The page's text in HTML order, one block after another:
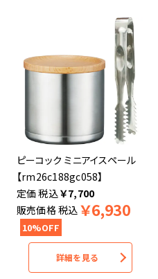
ピーコック ミニアイスペール
【rm26c188gc058】
税込￥7,700
販売価格税込 ￥6,930
10%OFF
詳細を見る